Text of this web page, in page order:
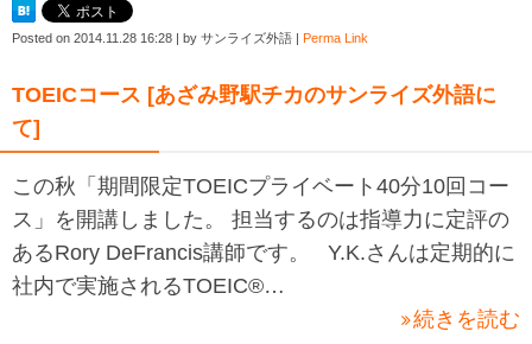
Posted on 2014.11.28 16:28 | by サンライズ外語 | Perma Link
TOEICコース [あざみ野駅チカのサンライズ外語に
て]
この秋「期間限定TOEICプライベート40分10回コー
ス」を開講しました。 担当するのは指導力に定評の
あるRory DeFrancis講師です。 Y.K.さんは定期的に
社内で実施されるTOEIC®…
続きを読む